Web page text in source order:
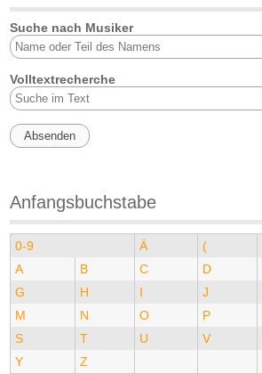
Suche nach Musiker
Volltextrecherche
Anfangsbuchstabe
0-9 Ä
(
A
B C D
G
H I J
M
N O P
S
T U V
Y
Z